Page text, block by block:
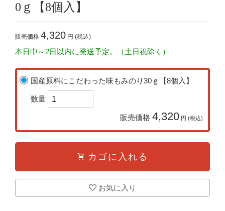
0ｇ【8個入】
販売価格 4,320 円 (税込)
本日中～2日以内に発送予定。（土日祝除く）
国産原料にこだわった味もみのり30ｇ【8個入】
数量
販売価格 4,320 円 (税込)
shopping_cart カゴに入れる
お気に入り